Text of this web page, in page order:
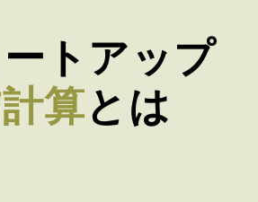
トアップ
算とは